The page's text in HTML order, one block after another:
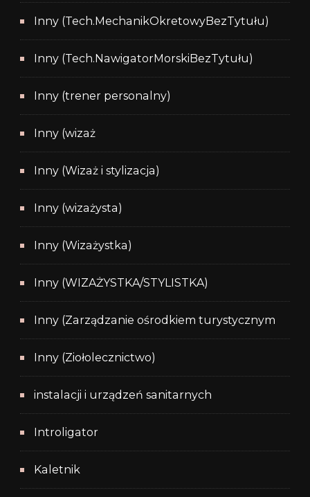
Inny (Tech.MechanikOkretowyBezTytułu)
Inny (Tech.NawigatorMorskiBezTytułu)
Inny (trener personalny)
Inny (wizaż
Inny (Wizaż i stylizacja)
Inny (wizażysta)
Inny (Wizażystka)
Inny (WIZAŻYSTKA/STYLISTKA)
Inny (Zarządzanie ośrodkiem turystycznym
Inny (Ziołolecznictwo)
instalacji i urządzeń sanitarnych
Introligator
Kaletnik